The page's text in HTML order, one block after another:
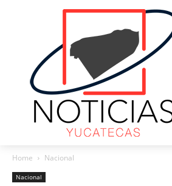
Home Nacional
Nacional